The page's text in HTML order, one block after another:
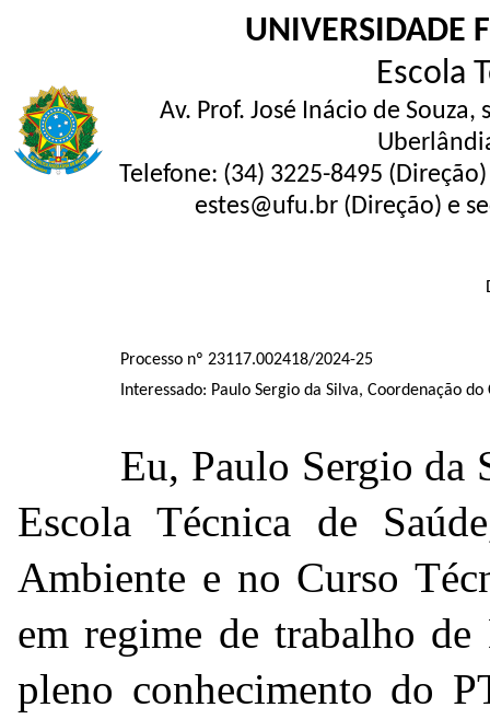
UNIVERSIDADE
Escola
Av. Prof. José Inácio de
Telefone: (34) 3225-8495
estes@ufu.br (Direção) e
Processo nº 23117.002418/2024-25
Interessado: Paulo Sergio da Silva, Coordenação
Eu, Paulo Sergio da
Escola Técnica de
Ambiente e no Curso
em regime de trabalho
pleno conhecimento do